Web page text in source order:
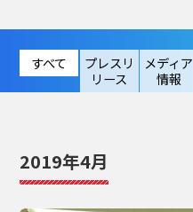
すべて
プレスリ
リース
メディア
情報
2019年4月